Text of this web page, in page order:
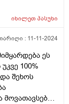
იხილეთპასუხი
: 11-11-2024
ეს
100%
შეხოს